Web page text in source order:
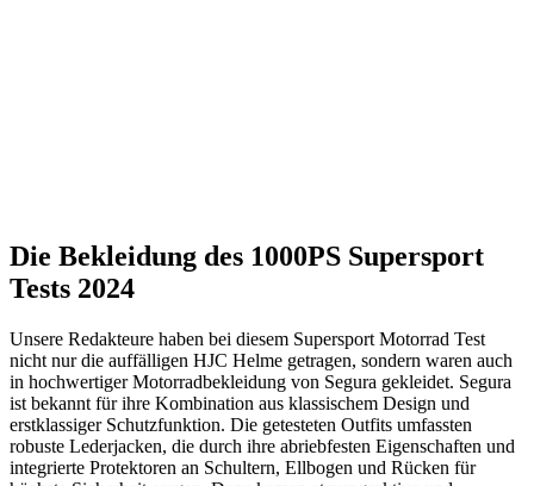
Die Bekleidung des 1000PS Supersport
Tests 2024
Unsere Redakteure haben bei diesem Supersport Motorrad Test
nicht nur die auffälligen HJC Helme getragen, sondern waren auch
in hochwertiger Motorradbekleidung von Segura gekleidet. Segura
ist bekannt für ihre Kombination aus klassischem Design und
erstklassiger Schutzfunktion. Die getesteten Outfits umfassten
robuste Lederjacken, die durch ihre abriebfesten Eigenschaften und
integrierte Protektoren an Schultern, Ellbogen und Rücken für